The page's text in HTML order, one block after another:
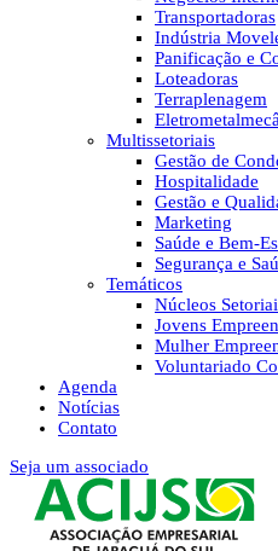
Transportadoras
Indústria
Panificação e
Loteadoras
Terraplenagem
Multissetoriais
Gestão de
Hospitalidade
Gestão e
Marketing
Saúde e Bem-
Segurança e
Temáticos
Núcleos
Jovens
Mulher
Voluntariado
Agenda
Notícias
Contato
Seja um associado